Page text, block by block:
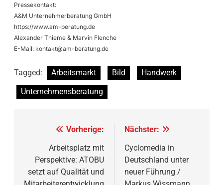
Pressekontakt:
A&M Unternehmerberatung GmbH
https://www.am-beratung.de
Alexander Thieme & Marvin Flenche
E-Mail: kontakt@am-beratung.de
Tagged: Arbeitsmarkt Bild
Handwerk
Unternehmensberatung
Beitragsnavigation
Vorherige:
Arbeitsplatz mit
Perspektive: ATOBU
setzt auf Qualität und
Nächster:
Cyclomedia in
Deutschland unter
neuer Führung /